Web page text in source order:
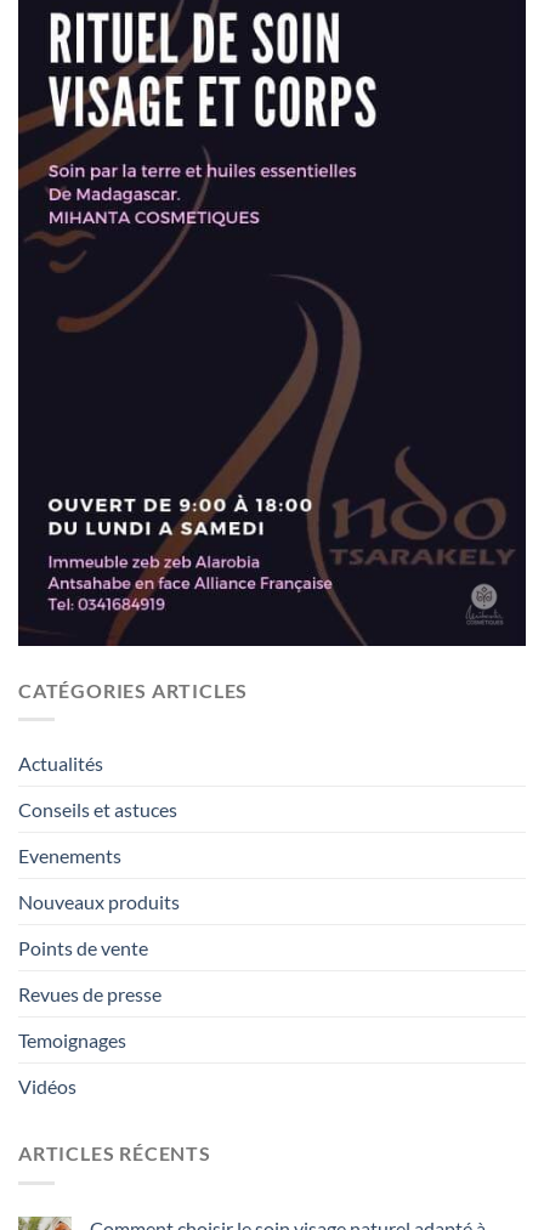
CATÉGORIES ARTICLES
Actualités
Conseils et astuces
Evenements
Nouveaux produits
Points de vente
Revues de presse
Temoignages
Vidéos
ARTICLES RÉCENTS